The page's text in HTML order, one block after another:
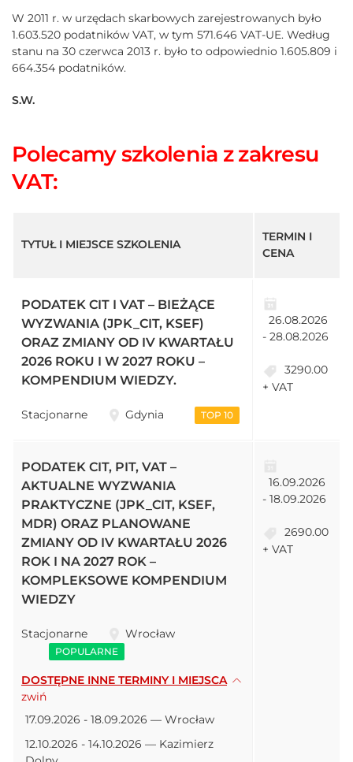
W 2011 r. w urzędach skarbowych zarejestrowanych było
1.603.520 podatników VAT, w tym 571.646 VAT-UE. Według
stanu na 30 czerwca 2013 r. było to odpowiednio 1.605.809 i
664.354 podatników.
S.W.
Polecamy szkolenia z zakresu
VAT:
TYTUŁ I MIEJSCE SZKOLENIA
TERMIN I
CENA
PODATEK CIT I VAT – BIEŻĄCE
WYZWANIA (JPK_CIT, KSEF)
ORAZ ZMIANY OD IV KWARTAŁU
2026 ROKU I W 2027 ROKU –
KOMPENDIUM WIEDZY.
Stacjonarne Gdynia TOP 10
26.08.2026
- 28.08.2026
3290.00
+ VAT
PODATEK CIT, PIT, VAT –
AKTUALNE WYZWANIA
PRAKTYCZNE (JPK_CIT, KSEF,
MDR) ORAZ PLANOWANE
ZMIANY OD IV KWARTAŁU 2026
ROK I NA 2027 ROK –
KOMPLEKSOWE KOMPENDIUM
WIEDZY
Stacjonarne Wrocław
POPULARNE
DOSTĘPNE INNE TERMINY I MIEJSCA
zwiń
17.09.2026 - 18.09.2026 — Wrocław
12.10.2026 - 14.10.2026 — Kazimierz
16.09.2026
- 18.09.2026
2690.00
+ VAT